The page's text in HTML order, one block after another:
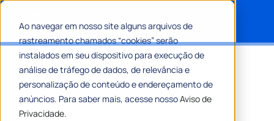
Ao navegar em nosso site alguns arquivos de
rastreamento chamados “cookies” serão
instalados em seu dispositivo para execução de
análise de tráfego de dados, de relevância e
personalização de conteúdo e endereçamento de
anúncios. Para saber mais, acesse nossoAviso de
Privacidade.
Despesas discricionárias e
planejamento municipal
PorGustavo Andrade